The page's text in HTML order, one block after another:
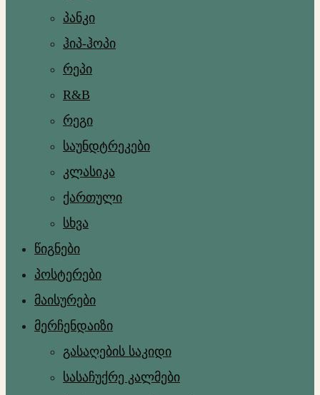
პანკი
ჰიპ-ჰოპი
რეპი
R&B
რეგი
საუნდტრეკები
კლასიკა
ქართული
სხვა
წიგნები
პოსტერები
მაისურები
მერჩენდაიზი
გასაღების საკიდი
სასაჩუქრე კალმები